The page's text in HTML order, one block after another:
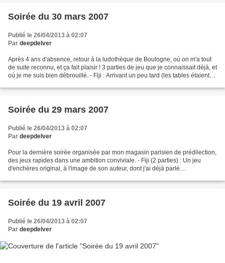
Soirée du 30 mars 2007
Publié le 26/04/2013 à 02:07
Par deepdelver
Après 4 ans d'absence, retour à la ludothèque de Boulogne, où on m'a tout
de suite reconnu, et ça fait plaisir ! 3 parties de jeu que je connaissait déjà, et
où je me suis bien débrouillé. - Fiji : Arrivant un peu tard (les tables étaient
Soirée du 29 mars 2007
Publié le 26/04/2013 à 02:07
Par deepdelver
Pour la dernière soirée organisée par mon magasin parisien de prédilection,
des jeux rapides dans une ambition conviviale. - Fiji (2 parties) : Un jeu
d'enchères original, à l'image de son auteur, dont j'ai déjà parlé
Soirée du 19 avril 2007
Publié le 26/04/2013 à 02:07
Par deepdelver